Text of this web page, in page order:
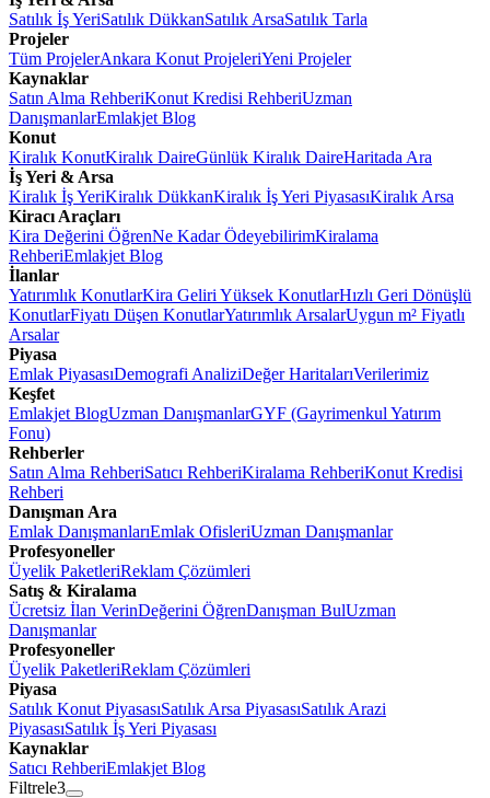
Satılık İş YeriSatılık DükkanSatılık ArsaSatılık Tarla
Projeler
Tüm ProjelerAnkara Konut ProjeleriYeni Projeler
Kaynaklar
Satın Alma RehberiKonut Kredisi RehberiUzman
DanışmanlarEmlakjet Blog
Konut
Kiralık KonutKiralık DaireGünlük Kiralık DaireHaritada Ara
İş Yeri & Arsa
Kiralık İş YeriKiralık DükkanKiralık İş Yeri PiyasasıKiralık Arsa
Kiracı Araçları
Kira Değerini ÖğrenNe Kadar ÖdeyebilirimKiralama
RehberiEmlakjet Blog
İlanlar
Yatırımlık KonutlarKira Geliri Yüksek KonutlarHızlı Geri Dönüşlü
KonutlarFiyatı Düşen KonutlarYatırımlık ArsalarUygun m² Fiyatlı
Arsalar
Piyasa
Emlak PiyasasıDemografi AnaliziDeğer HaritalarıVerilerimiz
Keşfet
Emlakjet BlogUzman DanışmanlarGYF (Gayrimenkul Yatırım
Fonu)
Rehberler
Satın Alma RehberiSatıcı RehberiKiralama RehberiKonut Kredisi
Rehberi
Danışman Ara
Emlak DanışmanlarıEmlak OfisleriUzman Danışmanlar
Profesyoneller
Üyelik PaketleriReklam Çözümleri
Satış & Kiralama
Ücretsiz İlan VerinDeğerini ÖğrenDanışman BulUzman
Danışmanlar
Profesyoneller
Üyelik PaketleriReklam Çözümleri
Piyasa
Satılık Konut PiyasasıSatılık Arsa PiyasasıSatılık Arazi
PiyasasıSatılık İş Yeri Piyasası
Kaynaklar
Satıcı RehberiEmlakjet Blog
Filtrele3